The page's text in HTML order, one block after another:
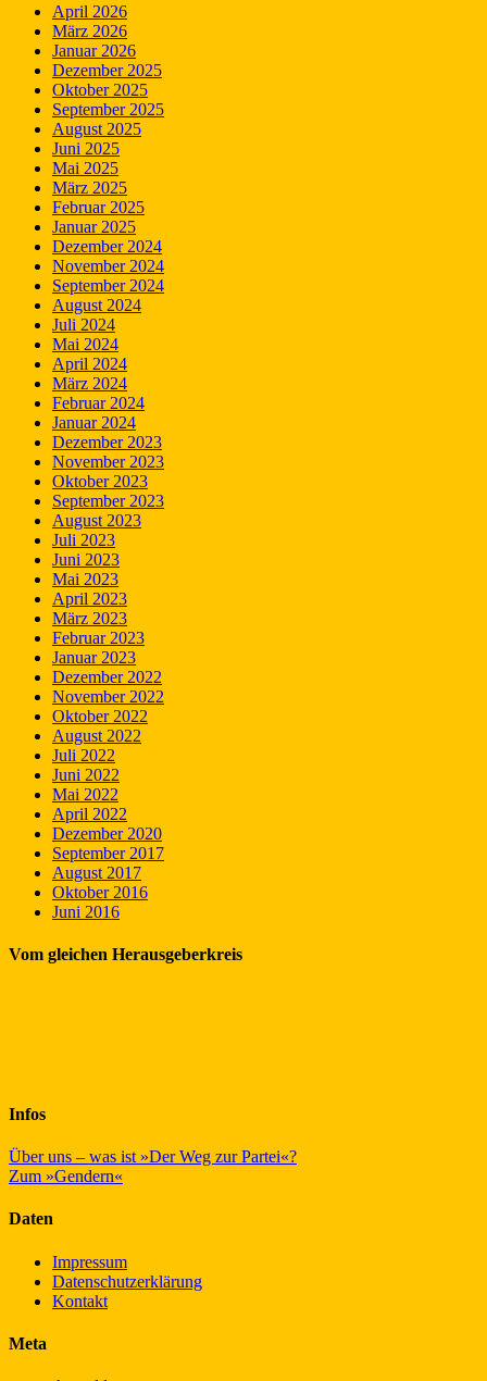
April 2026
März 2026
Januar 2026
Dezember 2025
Oktober 2025
September 2025
August 2025
Juni 2025
Mai 2025
März 2025
Februar 2025
Januar 2025
Dezember 2024
November 2024
September 2024
August 2024
Juli 2024
Mai 2024
April 2024
März 2024
Februar 2024
Januar 2024
Dezember 2023
November 2023
Oktober 2023
September 2023
August 2023
Juli 2023
Juni 2023
Mai 2023
April 2023
März 2023
Februar 2023
Januar 2023
Dezember 2022
November 2022
Oktober 2022
August 2022
Juli 2022
Juni 2022
Mai 2022
April 2022
Dezember 2020
September 2017
August 2017
Oktober 2016
Juni 2016
Vom gleichen Herausgeberkreis
Infos
Über uns – was ist »Der Weg zur Partei«?
Zum »Gendern«
Daten
Impressum
Datenschutzerklärung
Kontakt
Meta